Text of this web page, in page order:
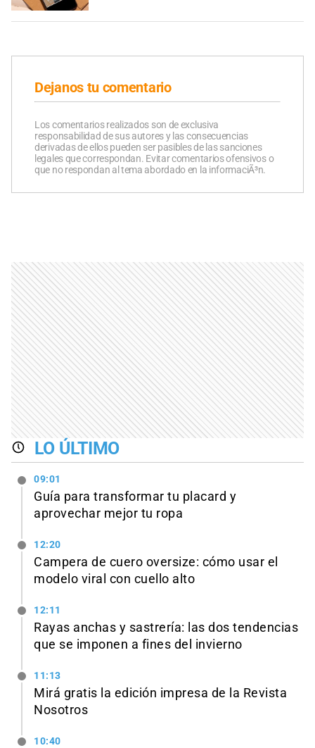
Dejanos tu comentario
Los comentarios realizados son de exclusiva
responsabilidad de sus autores y las consecuencias
derivadas de ellos pueden ser pasibles de las sanciones
legales que correspondan. Evitar comentarios ofensivos o
que no respondan al tema abordado en la informaciÃ³n.
LO ÚLTIMO
09:01
Guía para transformar tu placard y
aprovechar mejor tu ropa
12:20
Campera de cuero oversize: cómo usar el
modelo viral con cuello alto
12:11
Rayas anchas y sastrería: las dos tendencias
que se imponen a fines del invierno
11:13
Mirá gratis la edición impresa de la Revista
Nosotros
10:40